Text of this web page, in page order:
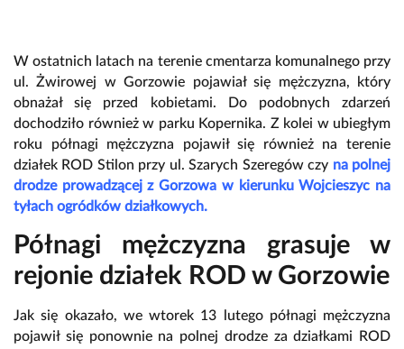
W ostatnich latach na terenie cmentarza komunalnego przy
ul. Żwirowej w Gorzowie pojawiał się mężczyzna, który
obnażał się przed kobietami. Do podobnych zdarzeń
dochodziło również w parku Kopernika. Z kolei w ubiegłym
roku półnagi mężczyzna pojawił się również na terenie
działek ROD Stilon przy ul. Szarych Szeregów czy na polnej
drodze prowadzącej z Gorzowa w kierunku Wojcieszyc na
tyłach ogródków działkowych.
Półnagi mężczyzna grasuje w
rejonie działek ROD w Gorzowie
Jak się okazało, we wtorek 13 lutego półnagi mężczyzna
pojawił się ponownie na polnej drodze za działkami ROD